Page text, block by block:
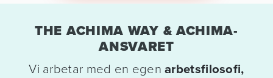
THE ACHIMA WAY & ACHIMA-
ANSVARET
Vi arbetar med en egenarbetsfilosofi,